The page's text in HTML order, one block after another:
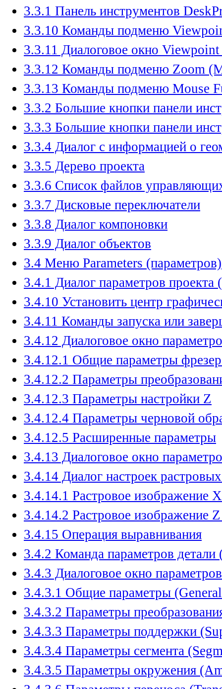
3.3.1 Панель инструментов
3.3.10 Команды подменю
3.3.11 Диалоговое окно Viewpoint
3.3.12 Команды подменю Zoom
3.3.13 Команды подменю Mouse
3.3.2 Большие кнопки панели
3.3.3 Большие кнопки панели
3.3.4 Диалог с информацией о
3.3.5 Дерево проекта
3.3.6 Список файлов
3.3.7 Дисковые переключатели
3.3.8 Диалог компоновки
3.3.9 Диалог объектов
3.4 Меню Parameters (параметров)
3.4.1 Диалог параметров проекта
3.4.10 Установить центр
3.4.11 Команды запуска или
3.4.12 Диалоговое окно
3.4.12.1 Общие параметры
3.4.12.2 Параметры
3.4.12.3 Параметры настройки Z
3.4.12.4 Параметры черновой
3.4.12.5 Расширенные параметры
3.4.13 Диалоговое окно
3.4.14 Диалог настроек
3.4.14.1 Растровое изображение
3.4.14.2 Растровое изображение
3.4.15 Операция выравнивания
3.4.2 Команда параметров детали
3.4.3 Диалоговое окно
3.4.3.1 Общие параметры
3.4.3.2 Параметры
3.4.3.3 Параметры поддержки
3.4.3.4 Параметры сегмента
3.4.3.5 Параметры окружения